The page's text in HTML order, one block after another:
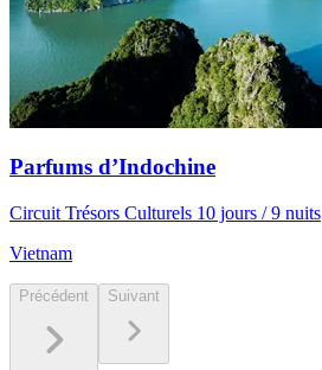
Parfums d’Indochine
Circuit Trésors Culturels 10 jours / 9 nuits
Vietnam
Précédent Suivant